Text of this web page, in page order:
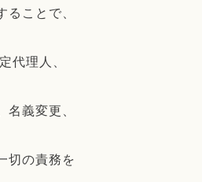
ことで、
理人、
義変更、
切の責務を